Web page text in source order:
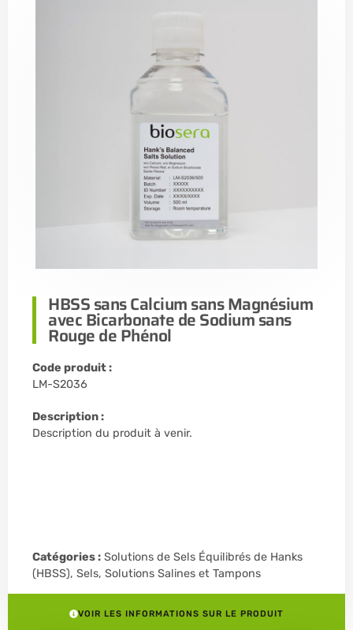
HBSS sans Calcium sans Magnésium
avec Bicarbonate de Sodium sans
Rouge de Phénol
Code produit :
LM-S2036
Description :
Description du produit à venir.
Catégories : Solutions de Sels Équilibrés de Hanks
(HBSS), Sels, Solutions Salines et Tampons
VOIR LES INFORMATIONS SUR LE PRODUIT